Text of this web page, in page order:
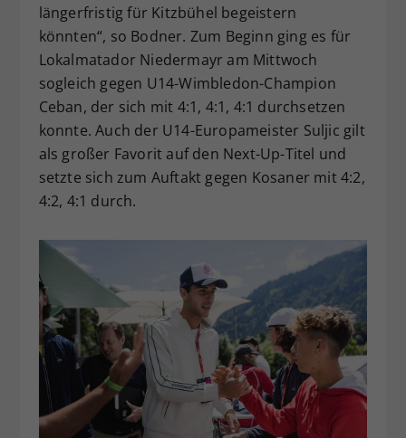
längerfristig für Kitzbühel begeistern
könnten“, so Bodner. Zum Beginn ging es für
Lokalmatador Niedermayr am Mittwoch
sogleich gegen U14-Wimbledon-Champion
Ceban, der sich mit 4:1, 4:1, 4:1 durchsetzen
konnte. Auch der U14-Europameister Suljic gilt
als großer Favorit auf den Next-Up-Titel und
setzte sich zum Auftakt gegen Kosaner mit 4:2,
4:2, 4:1 durch.